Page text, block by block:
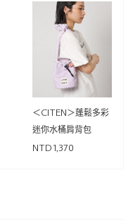
＜CITEN＞蓬鬆多彩
迷你水桶肩背包
NTD1,370